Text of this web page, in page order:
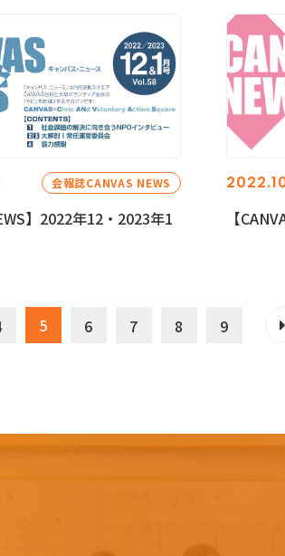
会報誌CANVAS NEWS
】2022年12・2023年1
【
5 6 7 8 9